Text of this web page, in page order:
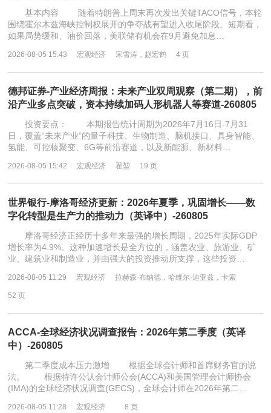
基本内容 随着特朗普上周末再次发出关键TACO信号，本轮
围绕霍尔木兹海峡控制权展开的争夺战有望进入收尾阶段。短期看，
如果局势缓和、油价回落，美联储有机会在9月避免加息…
2026-08-05 15:43 宏观经济 宋雪涛，赵宏鹤 4 页
德邦证券-产业经济周报：未来产业双周观察（第二期），前
沿产业多点突破，资本持续加码人形机器人等赛道-260805
投资要点： 本期报告统计周期为2026年7月16日-7月31
日，覆盖“未来产业”的量子科技、生物制造、脑机接口、具身智能、
氢能、可控核聚变、6G等前沿赛道，以及新能源、新材料…
2026-08-05 15:42 宏观经济 翟堃 19 页
世界银行-摩洛哥经济更新：2026年夏季，巩固增长——数
字化转型是生产力的推动力（英译中）-260805
摩洛哥经济正经历十多年来最强的增长周期，2025年实际GDP
增长率为4.9%。这种加速增长是全方位的，涵盖农业、旅游业、矿
业、建筑业和制造业，并由强大的投资推动所支撑，这些投资…
2026-08-05 11:29 宏观经济 拉赫森·布纳德，哈维尔·迪亚兹，卡索
52 页
ACCA-全球经济状况调查报告：2026年第二季度（英译
中）-260805
第二季度成本压力激增 根据全球会计师和首席财务官的说
法。 根据特许公认会计师公会(ACCA)和美国管理会计师协会
(IMA)的全球经济状况调查(GECS)，全球会计师在2026年第二…
2026-08-05 11:28 宏观经济 8 页